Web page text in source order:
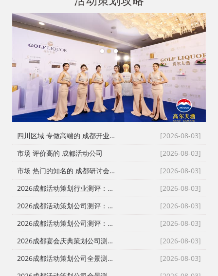
[2026-08-03]
四川区域 专做高端的 成都开业仪式策划
[2026-08-03]
市场 评价高的 成都活动公司
[2026-08-03]
市场 热门的知名的 成都研讨会策划公司
[2026-08-03]
2026成都活动策划行业测评：从舞台搭建到演艺执行，谁是川内政企首选？
[2026-08-03]
2026成都活动策划公司测评：从发布会到展厅搭建，本土自营服务商为何成政企首选？
[2026-08-03]
2026成都活动策划公司测评：从舞台搭建到全案执行，政企采购如何避坑选对服务商？
[2026-08-03]
2026成都宴会庆典策划公司测评：一站式落地哪家强？本土自营成政企采购首选
[2026-08-03]
2026成都活动策划公司全景测评：从报价透明到落地交付，谁是川内政企首选？